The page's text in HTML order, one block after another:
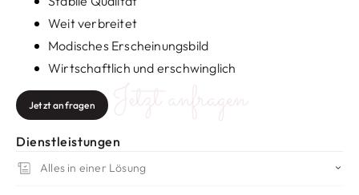
Weit verbreitet
Modisches Erscheinungsbild
Wirtschaftlich und erschwinglich
Jetzt anfragen Jetzt anfragen
Dienstleistungen
Alles in einer Lösung